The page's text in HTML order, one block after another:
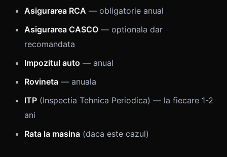
Asigurarea RCA — obligatorie anual
Asigurarea CASCO — optionala dar
recomandata
Impozitul auto — anual
Rovineta — anuala
ITP (Inspectia Tehnica Periodica) — la fiecare 1-2
ani
Rata la masina (daca este cazul)